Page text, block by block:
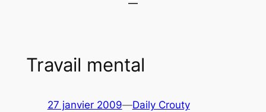
Travail mental
27 janvier 2009—Daily Crouty